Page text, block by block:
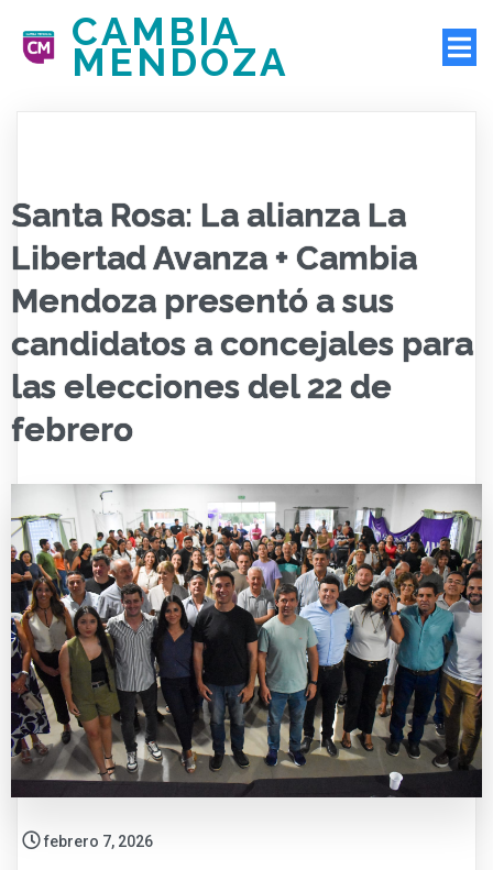
CAMBIA
MENDOZA
Santa Rosa: La alianza La
Libertad Avanza + Cambia
Mendoza presentó a sus
candidatos a concejales para
las elecciones del 22 de
febrero
febrero 7, 2026